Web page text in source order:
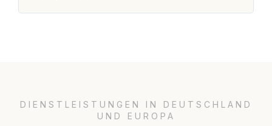
DIENSTLEISTUNGEN IN DEUTSCHLAND
UND EUROPA